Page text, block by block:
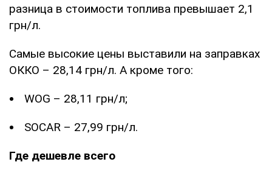
разница в стоимости топлива превышает 2,1
грн/л.
Самые высокие цены выставили на заправках
ОККО – 28,14 грн/л. А кроме того:
WOG – 28,11 грн/л;
SOCAR – 27,99 грн/л.
Где дешевле всего